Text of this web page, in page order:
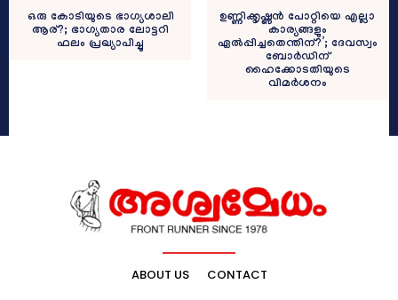
ഒരു കോടിയുടെ ഭാഗ്യശാലി
ആര്?; ഭാഗ്യതാര ലോട്ടറി
ഫലം പ്രഖ്യാപിച്ചു
ഉണ്ണിക്കൃഷ്ണൻ പോറ്റിയെ എല്ലാ
കാര്യങ്ങളും
ഏൽപ്പിച്ചതെന്തിന്?’; ദേവസ്വം
ബോർഡിന്
ഹൈക്കോടതിയുടെ
വിമർശനം
ABOUT US CONTACT